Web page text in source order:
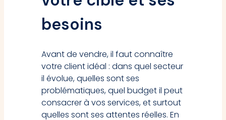
besoins
Avant de vendre, il faut connaître
votre client idéal : dans quel secteur
il évolue, quelles sont ses
problématiques, quel budget il peut
consacrer à vos services, et surtout
quelles sont ses attentes réelles. En